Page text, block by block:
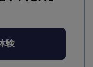
験